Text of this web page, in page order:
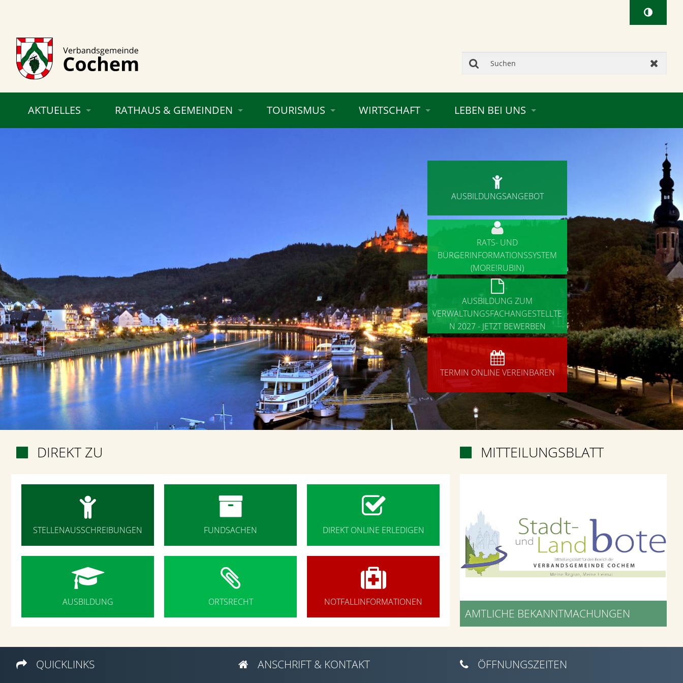
AKTUELLES RATHAUS & GEMEINDEN TOURISMUS WIRTSCHAFT LEBEN BEI UNS

AUSBILDUNGSANGEBOT

RATS- UND
BÜRGERINFORMATIONSSYSTEM
(MORE!RUBIN)

AUSBILDUNG ZUM
VERWALTUNGSFACHANGESTELLTE
N 2027 - JETZT BEWERBEN

TERMIN ONLINE VEREINBAREN
DIREKT ZU

STELLENAUSSCHREIBUNGEN

FUNDSACHEN

DIREKT ONLINE ERLEDIGEN

AUSBILDUNG

ORTSRECHT

NOTFALLINFORMATIONEN
MITTEILUNGSBLATT
AMTLICHE BEKANNTMACHUNGEN
 QUICKLINKS  ANSCHRIFT & KONTAKT  ÖFFNUNGSZEITEN